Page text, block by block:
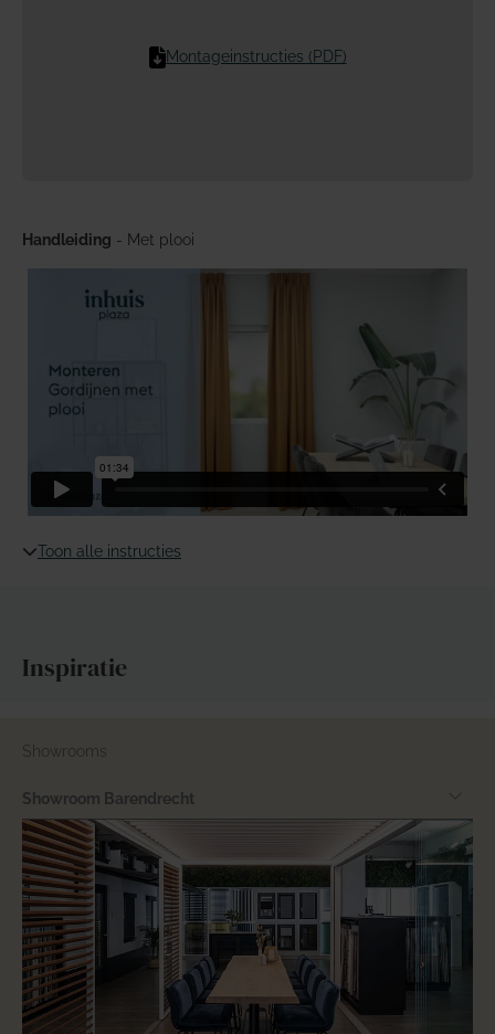
Montageinstructies (PDF)
Handleiding - Met plooi
Toon alle instructies
Inspiratie
Showrooms
Showroom Barendrecht